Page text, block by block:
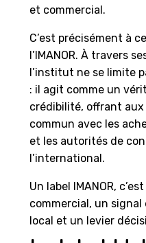
et commercial.
C’est précisément à
l’IMANOR. À travers
l’institut ne se limite
: il agit comme un
crédibilité, offrant
commun avec les
et les autorités de
l’international.
Un label IMANOR,
commercial, un
local et un levier